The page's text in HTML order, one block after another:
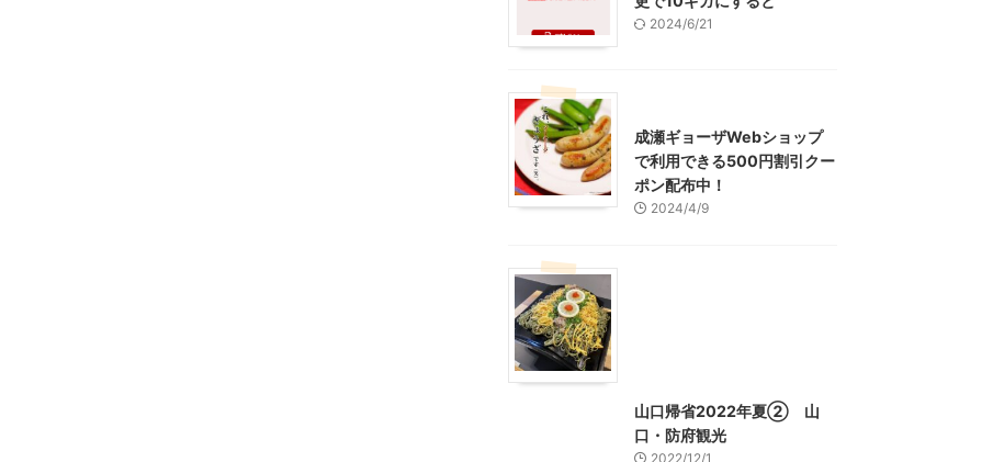
2024/6/21
成瀬ギョーザWebショップ
で利用できる500円割引クー
ポン配布中！
2024/4/9
山口帰省2022年夏② 山
口・防府観光
2022/12/1